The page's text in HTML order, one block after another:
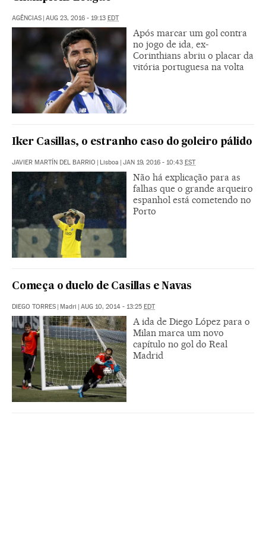
AGÊNCIAS | AUG 23, 2016 - 19:13 EDT
Após marcar um gol contra
no jogo de ida, ex-
Corinthians abriu o placar da
vitória portuguesa na volta
Iker Casillas, o estranho caso do goleiro pálido
JAVIER MARTÍN DEL BARRIO | Lisboa | JAN 19, 2016 - 10:43 EST
Não há explicação para as
falhas que o grande arqueiro
espanhol está cometendo no
Porto
Começa o duelo de Casillas e Navas
DIEGO TORRES | Madri | AUG 10, 2014 - 13:25 EDT
A ida de Diego López para o
Milan marca um novo
capítulo no gol do Real
Madrid